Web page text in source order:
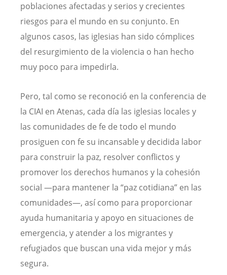
poblaciones afectadas y serios y crecientes
riesgos para el mundo en su conjunto. En
algunos casos, las iglesias han sido cómplices
del resurgimiento de la violencia o han hecho
muy poco para impedirla.
Pero, tal como se reconoció en la conferencia de
la CIAI en Atenas, cada día las iglesias locales y
las comunidades de fe de todo el mundo
prosiguen con fe su incansable y decidida labor
para construir la paz, resolver conflictos y
promover los derechos humanos y la cohesión
social —para mantener la “paz cotidiana” en las
comunidades—, así como para proporcionar
ayuda humanitaria y apoyo en situaciones de
emergencia, y atender a los migrantes y
refugiados que buscan una vida mejor y más
segura.